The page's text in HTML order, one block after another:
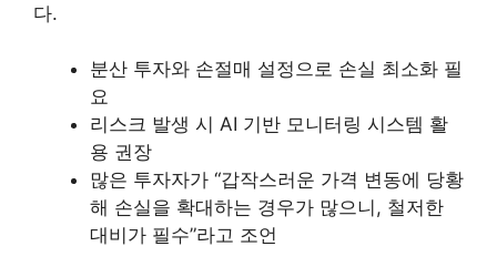
다.
분산 투자와 손절매 설정으로 손실 최소화 필
요
리스크 발생 시 AI 기반 모니터링 시스템 활
용 권장
많은 투자자가 “갑작스러운 가격 변동에 당황
해 손실을 확대하는 경우가 많으니, 철저한
대비가 필수”라고 조언